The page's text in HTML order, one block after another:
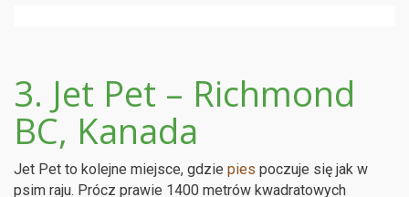
3. Jet Pet – Richmond
BC, Kanada
Jet Pet to kolejne miejsce, gdzie pies poczuje się jak w
psim raju. Prócz prawie 1400 metrów kwadratowych